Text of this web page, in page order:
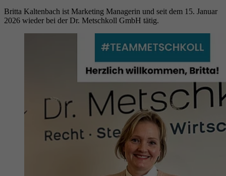
Britta Kaltenbach ist Marketing Managerin und seit dem 15. Januar
2026 wieder bei der Dr. Metschkoll GmbH tätig.